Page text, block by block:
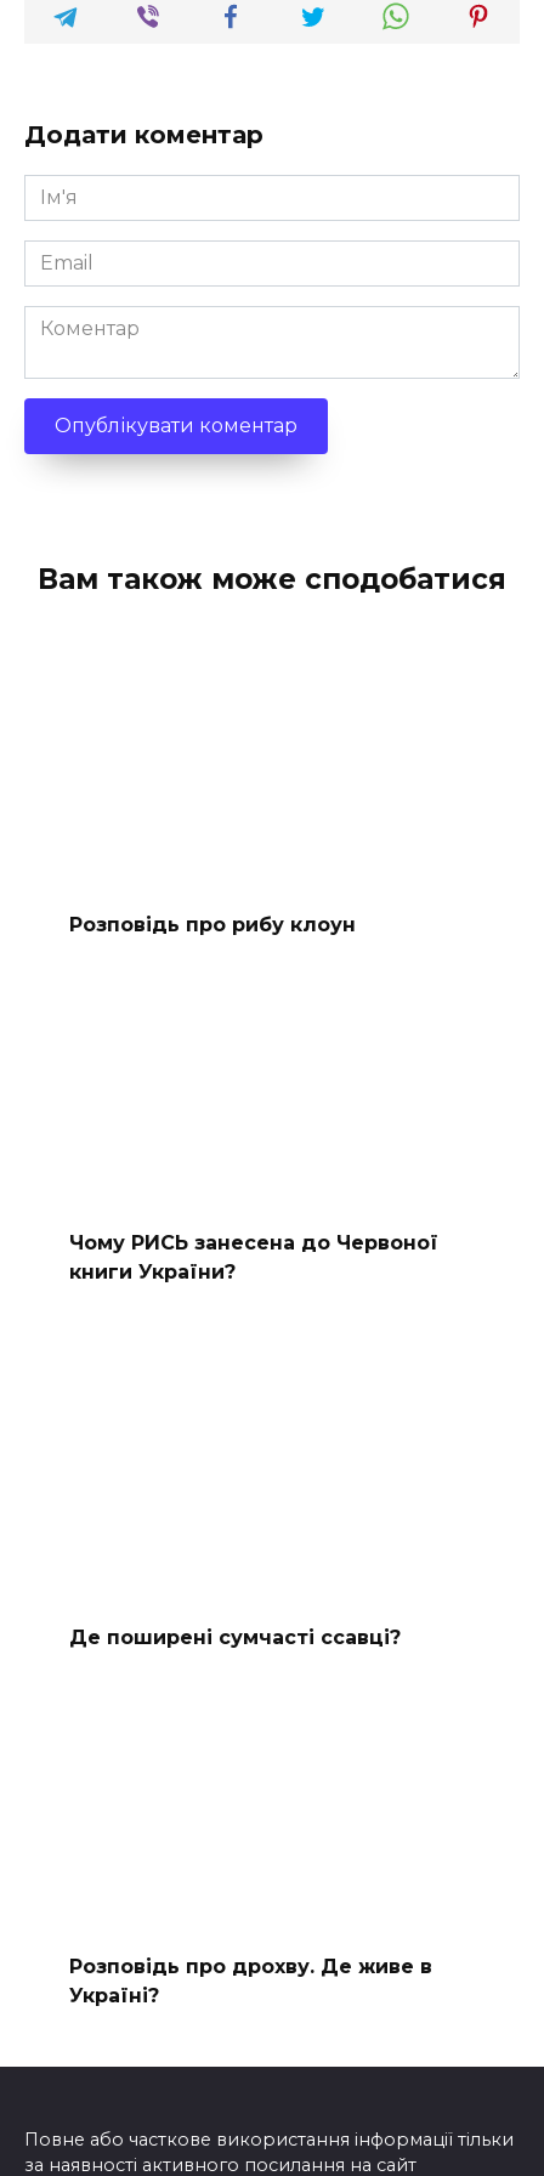
Додати коментар
Ім'я
*
Email
*
Коментар
Вам також може сподобатися
Розповідь про рибу клоун
Чому РИСЬ занесена до Червоної
книги України?
Де поширені сумчасті ссавці?
Розповідь про дрохву. Де живе в
Україні?
Повне або часткове використання інформації тільки
за наявності активного посилання на сайт